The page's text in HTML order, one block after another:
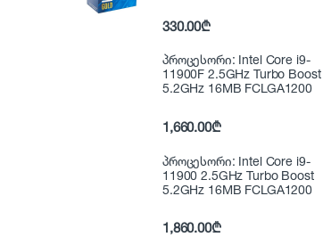
330.00₾
პროცესორი: Intel Core i9-
11900F 2.5GHz Turbo Boost
5.2GHz 16MB FCLGA1200
1,660.00₾
პროცესორი: Intel Core i9-
11900 2.5GHz Turbo Boost
5.2GHz 16MB FCLGA1200
1,860.00₾